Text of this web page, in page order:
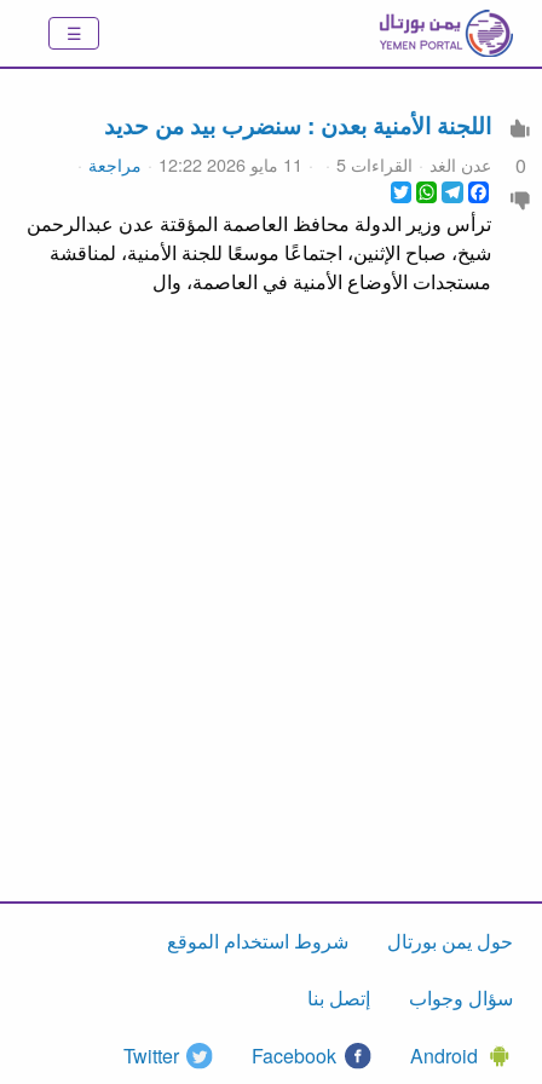
0
اللجنة الأمنية بعدن : سنضرب بيد من حديد
عدن الغد القراءات 5 11 مايو 2026 12:22
مراجعة
Twitter
WhatsApp
Telegram
Facebook
ترأس وزير الدولة محافظ العاصمة المؤقتة عدن عبدالرحمن
شيخ، صباح الإثنين، اجتماعًا موسعًا للجنة الأمنية، لمناقشة
مستجدات الأوضاع الأمنية في العاصمة، وال
حول يمن بورتال شروط استخدام الموقع
سؤال وجواب إتصل بنا
Android
Facebook
Twitter